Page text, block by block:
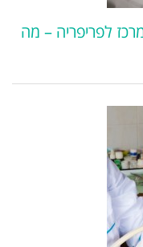
לפריפריה – מה